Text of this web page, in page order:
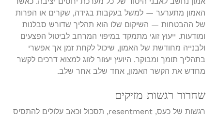
האמון מתערער — למשל בעקבות בגידה, שקרים או הפרות
של ההבטחות — השיקום שלו הוא תהליך שדורש סבלנות
ומודעות. ייעוץ זוגי מתמקד במיפוי המרחב לביטול הפצעים
ולבנייה מחודשת של האמון, שיכול לקחת זמן אך אפשרי
בתהליך תומך ומבוקר. היועץ יעזור לזוג למצוא דרכים לקשר
מחדש את הקשר האמון, אחד שלב אחר שלב.
שחרור רגשות מזיקים
רגשות של כעס, resentment, תסכול וכאב עלולים להתסיס